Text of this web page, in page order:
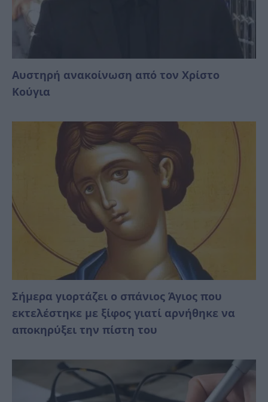
Αυστηρή ανακοίνωση από τον Χρίστο
Κούγια
Σήμερα γιορτάζει ο σπάνιος Άγιος που
εκτελέστηκε με ξίφος γιατί αρνήθηκε να
αποκηρύξει την πίστη του